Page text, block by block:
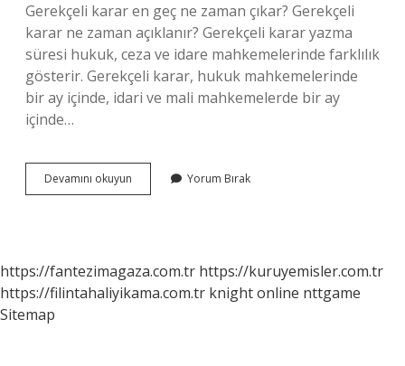
Gerekçeli karar en geç ne zaman çıkar? Gerekçeli
karar ne zaman açıklanır? Gerekçeli karar yazma
süresi hukuk, ceza ve idare mahkemelerinde farklılık
gösterir. Gerekçeli karar, hukuk mahkemelerinde
bir ay içinde, idari ve mali mahkemelerde bir ay
içinde…
Devamını okuyun Gerekçeli
Karar
Yorum Bırak
https://fantezimagaza.com.tr https://kuruyemisler.com.tr
https://filintahaliyikama.com.tr knight online nttgame
Sitemap